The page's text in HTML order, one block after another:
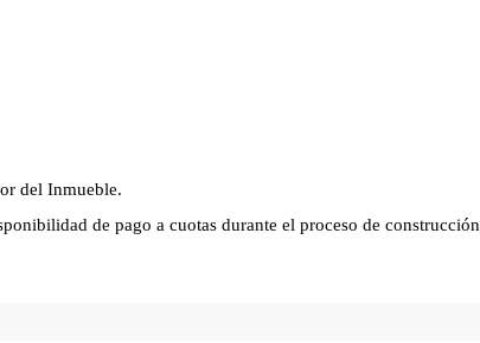
del Inmueble.
de pago a cuotas durante el proceso de construcción